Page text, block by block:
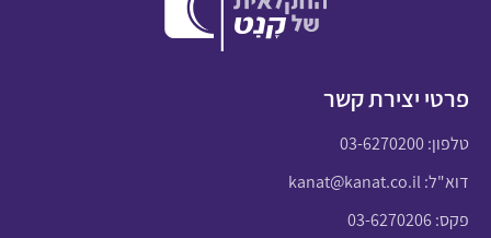
פרטי יצירת קשר
טלפון:03-6270200
דוא"ל:kanat@kanat.co.il
פקס: 03-6270206